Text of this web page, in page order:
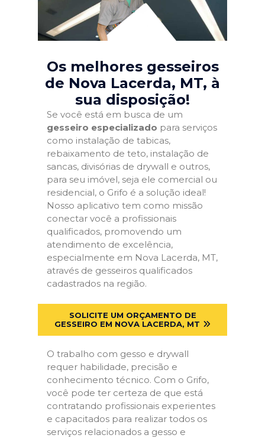
Os melhores gesseiros
de Nova Lacerda, MT, à
sua disposição!
Se você está em busca de um
gesseiro especializado para serviços
como instalação de tabicas,
rebaixamento de teto, instalação de
sancas, divisórias de drywall e outros,
para seu imóvel, seja ele comercial ou
residencial, o Grifo é a solução ideal!
Nosso aplicativo tem como missão
conectar você a profissionais
qualificados, promovendo um
atendimento de excelência,
especialmente em Nova Lacerda, MT,
através de gesseiros qualificados
cadastrados na região.
SOLICITE UM ORÇAMENTO DE
GESSEIRO EM NOVA LACERDA, MT
O trabalho com gesso e drywall
requer habilidade, precisão e
conhecimento técnico. Com o Grifo,
você pode ter certeza de que está
contratando profissionais experientes
e capacitados para realizar todos os
serviços relacionados a gesso e